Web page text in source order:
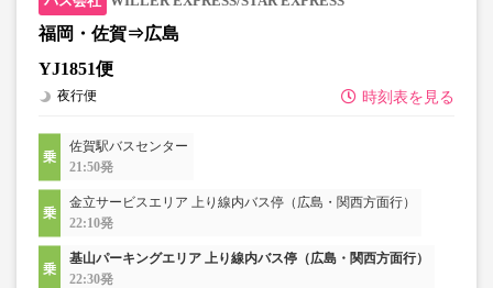
福岡・佐賀⇒広島
YJ1851便
時刻表を見る
夜行便
佐賀駅バスセンター
21:50発
金立サービスエリア 上り線内バス停（広島・関西方面行）
22:10発
基山パーキングエリア 上り線内バス停（広島・関西方面行）
22:30発